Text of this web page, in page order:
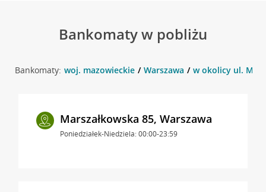
Bankomaty w pobliżu
Bankomaty: woj. mazowieckie Warszawa w okolicy ul.
Marszałkowska 85, Warszawa
Poniedziałek-Niedziela: 00:00-23:59